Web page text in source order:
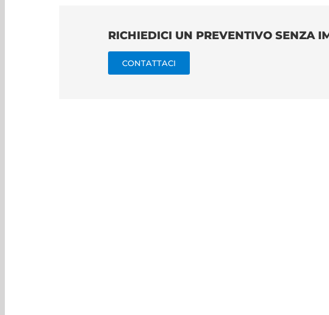
RICHIEDICI UN PREVENTIVO SENZA
CONTATTACI